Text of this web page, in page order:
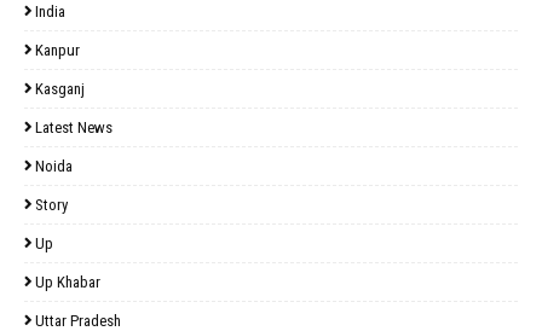
India
Kanpur
Kasganj
Latest News
Noida
Story
Up
Up Khabar
Uttar Pradesh